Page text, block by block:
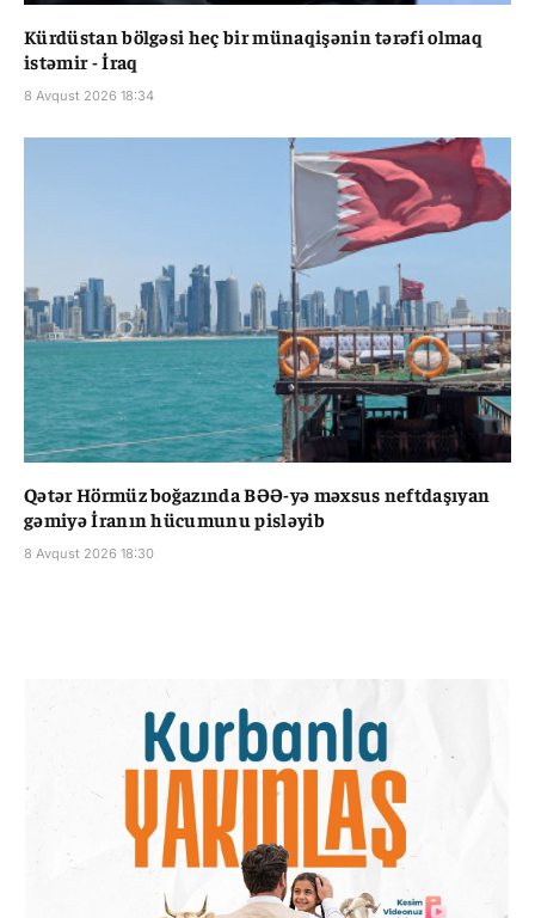
Kürdüstan bölgəsi heç bir münaqişənin tərəfi olmaq
istəmir - İraq
8 Avqust 2026 18:34
Qətər Hörmüz boğazında BƏƏ-yə məxsus neftdaşıyan
gəmiyə İranın hücumunu pisləyib
8 Avqust 2026 18:30